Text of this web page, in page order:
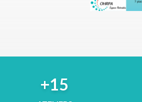
+15